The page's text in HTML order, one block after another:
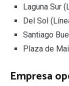
Laguna Sur
Del Sol
Santiago
Plaza de
Empresa